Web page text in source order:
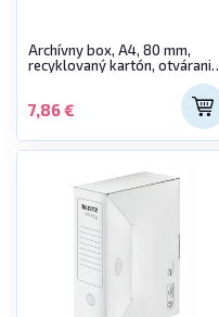
Archívny box, A4, 80 mm,
recyklovaný kartón, otváranie
smerom nahor, LEITZ "Infinity",
7,86 €